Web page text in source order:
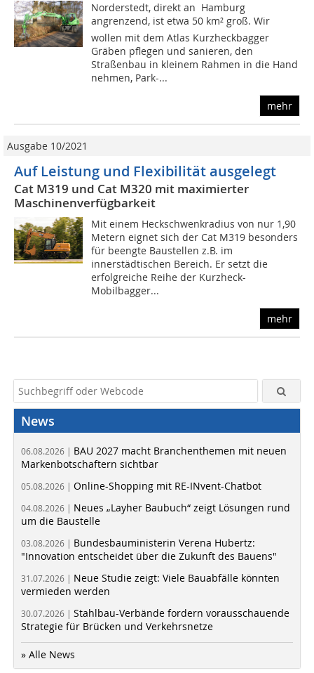
Norderstedt, direkt an Hamburg
angrenzend, ist etwa 50 km² groß. Wir
wollen mit dem Atlas Kurzheckbagger
Gräben pflegen und sanieren, den
Straßenbau in kleinem Rahmen in die Hand
nehmen, Park-...
mehr
Ausgabe 10/2021
Auf Leistung und Flexibilität ausgelegt
Cat M319 und Cat M320 mit maximierter
Maschinenverfügbarkeit
Mit einem Heckschwenkradius von nur 1,90
Metern eignet sich der Cat M319 besonders
für beengte Baustellen z.B. im
innerstädtischen Bereich. Er setzt die
erfolgreiche Reihe der Kurzheck-
Mobilbagger...
mehr
News
06.08.2026 | BAU 2027 macht Branchenthemen mit neuen
Markenbotschaftern sichtbar
05.08.2026 | Online-Shopping mit RE-INvent-Chatbot
04.08.2026 | Neues „Layher Baubuch“ zeigt Lösungen rund
um die Baustelle
03.08.2026 | Bundesbauministerin Verena Hubertz:
"Innovation entscheidet über die Zukunft des Bauens"
31.07.2026 | Neue Studie zeigt: Viele Bauabfälle könnten
vermieden werden
30.07.2026 | Stahlbau-Verbände fordern vorausschauende
Strategie für Brücken und Verkehrsnetze
» Alle News